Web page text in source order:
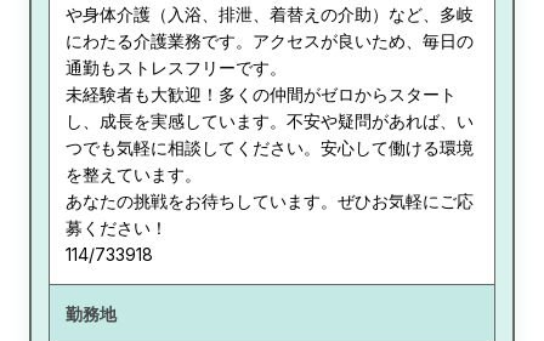
や身体介護（入浴、排泄、着替えの介助）など、多岐
にわたる介護業務です。アクセスが良いため、毎日の
通勤もストレスフリーです。
未経験者も大歓迎！多くの仲間がゼロからスタート
し、成長を実感しています。不安や疑問があれば、い
つでも気軽に相談してください。安心して働ける環境
を整えています。
あなたの挑戦をお待ちしています。ぜひお気軽にご応
募ください！
114/733918
勤務地